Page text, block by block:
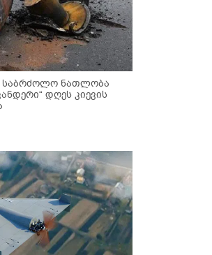
საბრძოლო ნათლობა
დღეს კიევის